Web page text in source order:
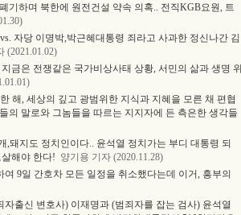
기하며 북한에 원전건설 약속 의혹.. 전직KGB요원, 트
자당 이명박,박근혜대통령 죄라고 사과한 정신나간 김
(2021.01.02)
금은 전쟁같은 국가비상사태 상황, 서민의 삶과 생명 위
해, 세상의 깊고 광범위한 지식과 지혜을 모른 채 편협
의 말로와 그놈들을 따르는 지지자에 든 측은한 생각들
돼지도 정치인이다.. 윤석열 정치가는 부디 대통령 되
해야 한다! 양기용 기자 (2020.11.28)
9일 간호차 모든 일정을 취소했다는데 이거, 흥부의
출신 변호사) 이재명과 (범죄자를 잡는 검사) 윤석열